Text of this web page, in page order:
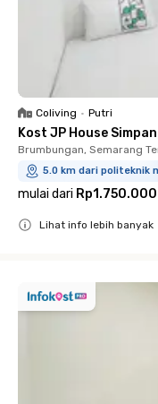
Coliving • Putri
Kost JP House
Brumbungan, Semarang
5.0 km dari politeknik
mulai dari Rp1.750.000
Lihat info lebih banyak